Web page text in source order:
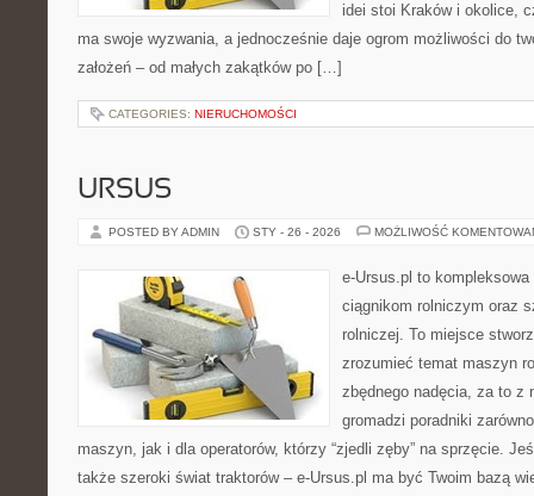
idei stoi Kraków i okolice,
ma swoje wyzwania, a jednocześnie daje ogrom możliwości do
założeń – od małych zakątków po […]
CATEGORIES: NIERUCHOMOŚCI
URSUS
POSTED BY ADMIN STY - 26 - 2026 MOŻLIWOŚĆ
e-Ursus.pl to
ciągnikom rolniczym oraz
rolniczej. To miejsce
zrozumieć temat maszyn
zbędnego nadęcia, za to z
gromadzi poradniki
maszyn, jak i dla operatorów, którzy “zjedli zęby” na sprzęcie.
także szeroki świat traktorów – e-Ursus.pl ma być Twoim bazą